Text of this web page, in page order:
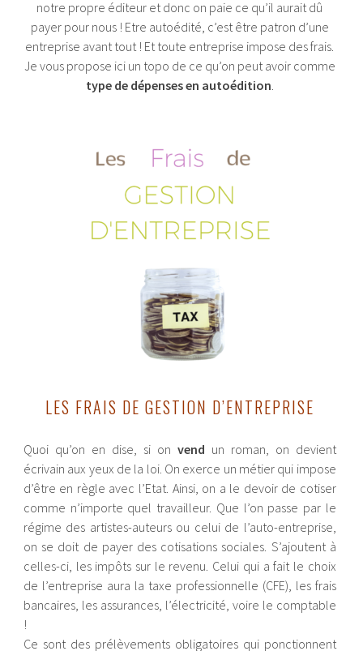
notre propre éditeur et donc on paie ce qu’il aurait dû
payer pour nous ! Etre autoédité, c’est être patron d’une
entreprise avant tout ! Et toute entreprise impose des frais.
Je vous propose ici un topo de ce qu’on peut avoir comme
type de dépenses en autoédition.
LES FRAIS DE GESTION D’ENTREPRISE
Quoi qu’on en dise, si on vend un roman, on devient
écrivain aux yeux de la loi. On exerce un métier qui impose
d’être en règle avec l’Etat. Ainsi, on a le devoir de cotiser
comme n’importe quel travailleur. Que l’on passe par le
régime des artistes-auteurs ou celui de l’auto-entreprise,
on se doit de payer des cotisations sociales. S’ajoutent à
celles-ci, les impôts sur le revenu. Celui qui a fait le choix
de l’entreprise aura la taxe professionnelle (CFE), les frais
bancaires, les assurances, l’électricité, voire le comptable
!
Ce sont des prélèvements obligatoires qui ponctionnent